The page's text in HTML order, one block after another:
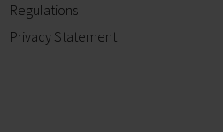
Regulations
Privacy Statement